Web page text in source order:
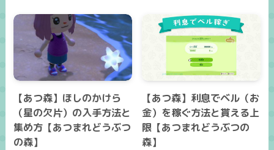
【あつ森】ほしのかけら
（星の欠片）の入手方法と
集め方【あつまれどうぶつ
の森】
【あつ森】利息でベル（お
金）を稼ぐ方法と貰える上
限【あつまれどうぶつの
森】